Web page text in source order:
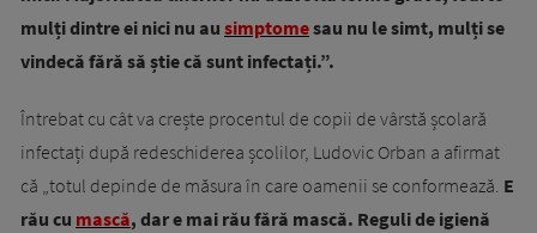
mulți dintre ei nici nu au simptomesau nu le simt, mulți se
vindecă fără să știe că sunt infectați.”.
Întrebat cu cât va crește procentul de copii de vârstă școlară
infectați după redeschiderea școlilor, Ludovic Orban a afirmat
că „totul depinde de măsura în care oamenii se conformează. E
rău cu mască, dar e mai rău fără mască. Reguli de igienă